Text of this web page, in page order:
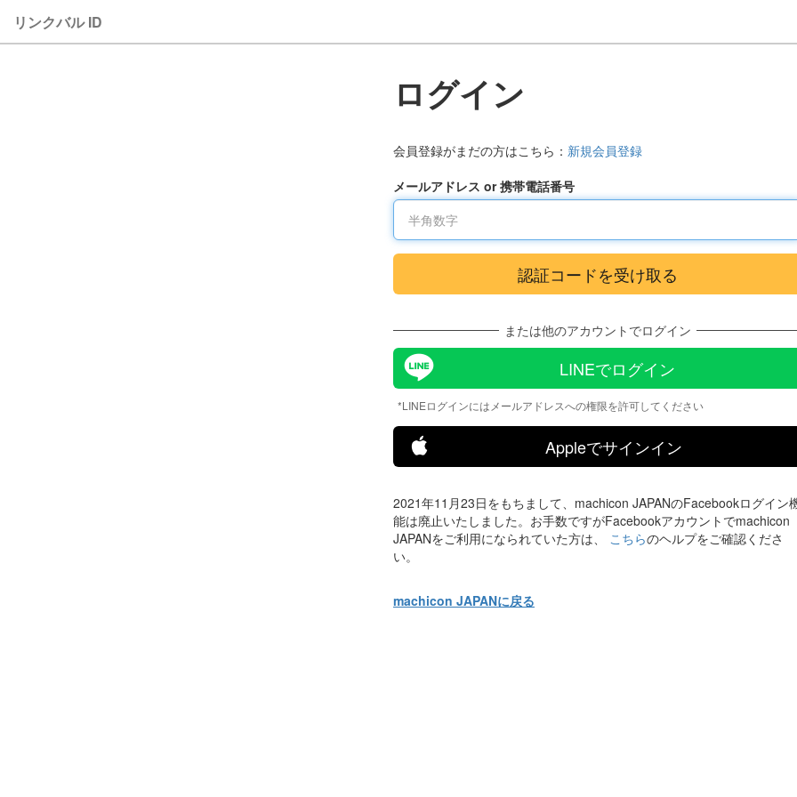
リンクバル ID
ログイン
会員登録がまだの方はこちら： 新規会員登録
メールアドレス or 携帯電話番号
または他のアカウントでログイン
LINEでログイン
*LINEログインにはメールアドレスへの権限を許可してください
Appleでサインイン
2021年11月23日をもちまして、machicon JAPANのFacebookログイン
能は廃止いたしました。お手数ですがFacebookアカウントでmachicon
JAPANをご利用になられていた方は、 こちらのヘルプをご確認くださ
い。
machicon JAPANに戻る